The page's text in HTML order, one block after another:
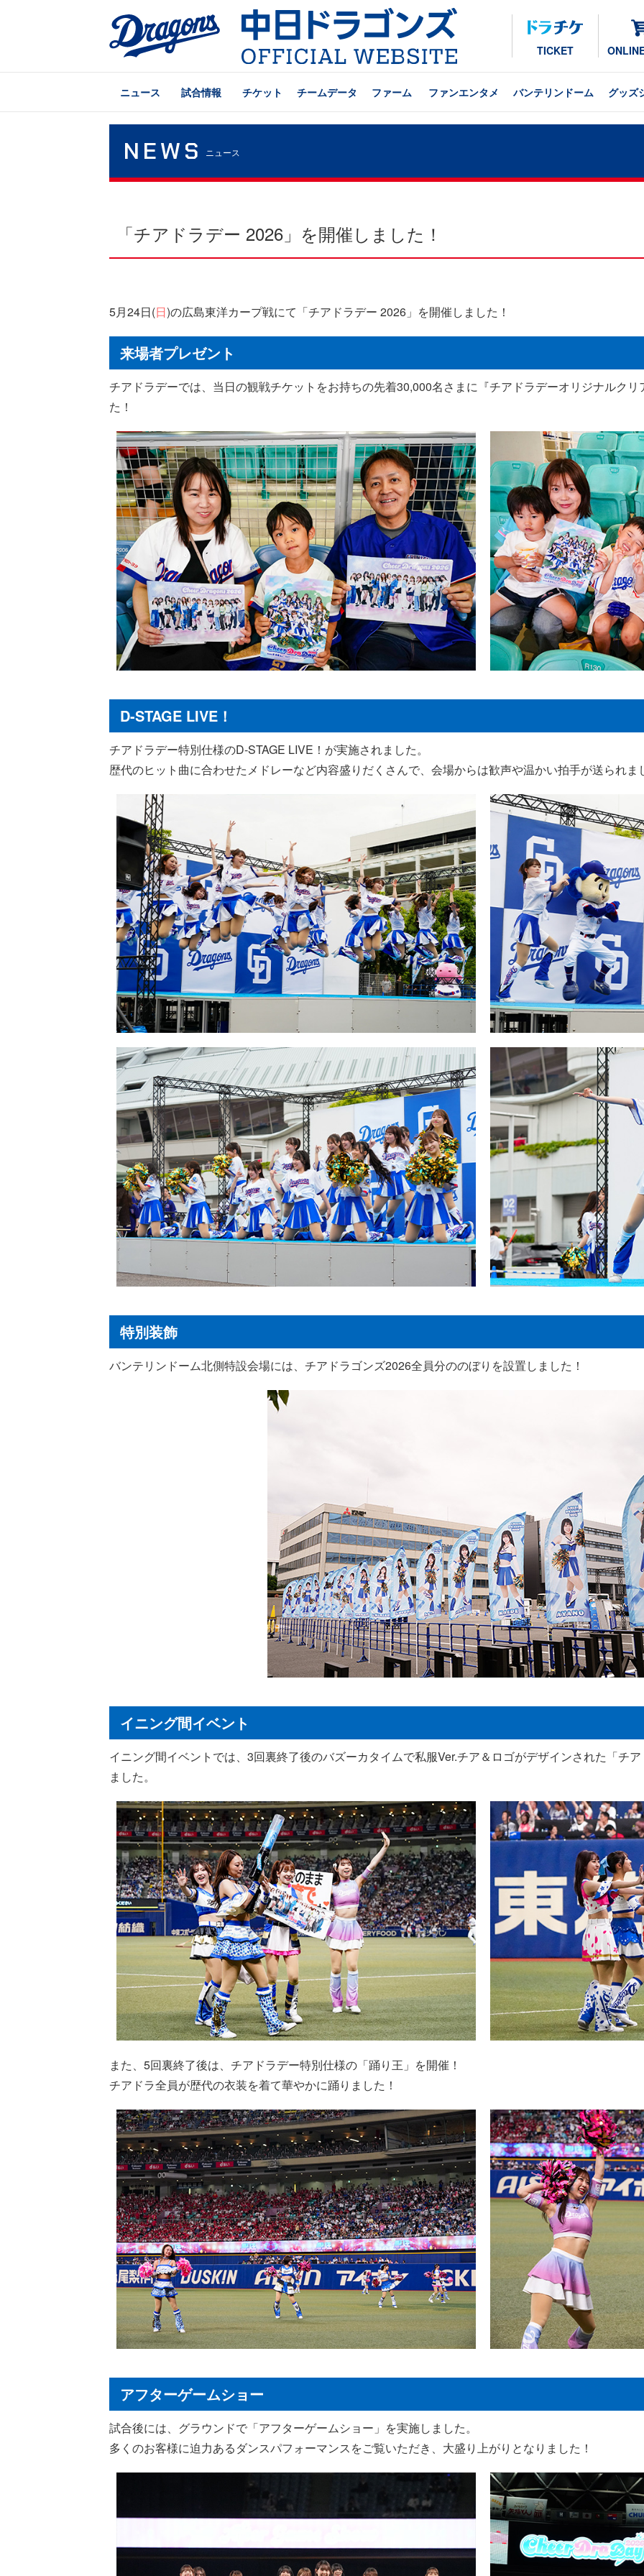
TICKET
ニュース 試合情報 チケット チームデータ ファーム ファンエンタメ バンテリンドーム グッズ
NEWS ニュース
「チアドラデー 2026」を開催しました！
5月24日(日)の広島東洋カープ戦にて「チアドラデー 2026」を開催しました！
来場者プレゼント
チアドラデーでは、当日の観戦チケットをお持ちの先着30,000名さまに『チアドラデーオリジナルク
た！
D-STAGE LIVE！
チアドラデー特別仕様のD-STAGE LIVE！が実施されました。
歴代のヒット曲に合わせたメドレーなど内容盛りだくさんで、会場からは歓声や温かい拍手が送られま
特別装飾
バンテリンドーム北側特設会場には、チアドラゴンズ2026全員分ののぼりを設置しました！
イニング間イベント
イニング間イベントでは、3回裏終了後のバズーカタイムで私服Ver.チア＆ロゴがデザインされた「チ
ました。
また、5回裏終了後は、チアドラデー特別仕様の「踊り王」を開催！
チアドラ全員が歴代の衣装を着て華やかに踊りました！
アフターゲームショー
試合後には、グラウンドで「アフターゲームショー」を実施しました。
多くのお客様に迫力あるダンスパフォーマンスをご覧いただき、大盛り上がりとなりました！